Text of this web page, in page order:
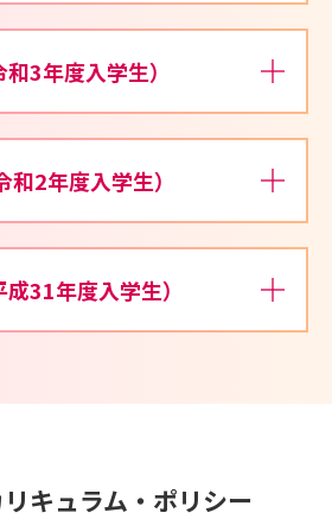
3年度入学生）
和2年度入学生）
31年度入学生）
キュラム・ポリシー